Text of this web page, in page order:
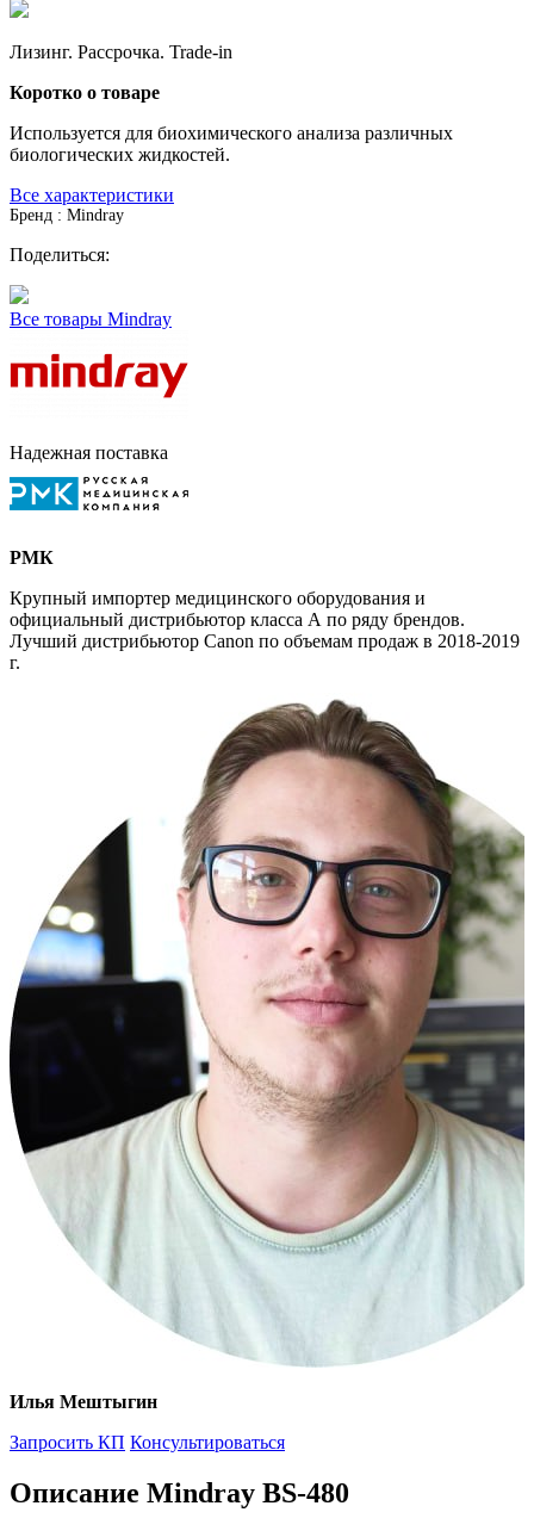
Лизинг. Рассрочка. Trade-in
Коротко о товаре
Используется для биохимического анализа различных
биологических жидкостей.
Все характеристики
Бренд : Mindray
Поделиться:
Все товары Mindray
Надежная поставка
РМК
Крупный импортер медицинского оборудования и
официальный дистрибьютор класса А по ряду брендов.
Лучший дистрибьютор Canon по объемам продаж в 2018-2019
г.
Илья Мештыгин
Запросить КП Консультироваться
Описание Mindray BS-480